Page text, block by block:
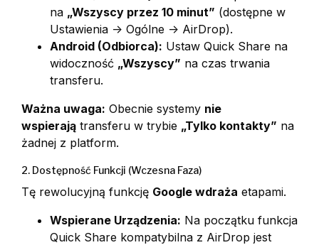
na „Wszyscy przez 10 minut” (dostępne w
Ustawienia -> Ogólne -> AirDrop).
Android (Odbiorca): Ustaw Quick Share na
widoczność „Wszyscy” na czas trwania
transferu.
Ważna uwaga: Obecnie systemy nie
wspierają transferu w trybie „Tylko kontakty” na
żadnej z platform.
2. Dostępność Funkcji (Wczesna Faza)
Tę rewolucyjną funkcję Google wdraża etapami.
Wspierane Urządzenia: Na początku funkcja
Quick Share kompatybilna z AirDrop jest